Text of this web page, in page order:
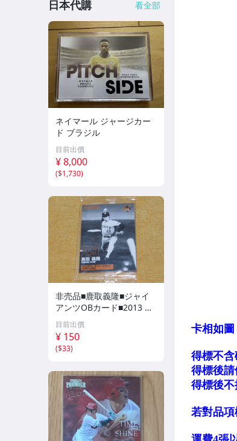
日本代購 看全部
ネイマール ジャージカー
ド ブラジル
目前出價
¥ 8,000
($1,730)
非売品■鹿取義隆■ジャイ
アンツOBカード■2013 読
売巨人軍 球団配布プレゼ
ント・新品未開封■読売ジ
ャイアンツ■
目前出價
¥ 150
($33)